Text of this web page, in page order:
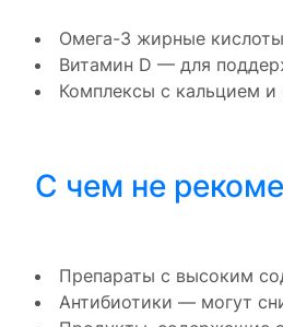
Омега-3 жирные
Витамин D — для
Комплексы с кальцием
С чем не
Препараты с высоким
Антибиотики — могут